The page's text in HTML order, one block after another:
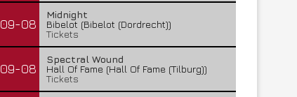
09-08
Midnight
Bibelot (Bibelot (Dordrecht))
Tickets
09-08
Spectral Wound
Hall Of Fame (Hall Of Fame (Tilburg))
Tickets